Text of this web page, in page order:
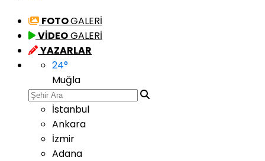
FOTOGALERİ
VİDEOGALERİ
YAZARLAR
24°
Muğla
İstanbul
Ankara
İzmir
Adana